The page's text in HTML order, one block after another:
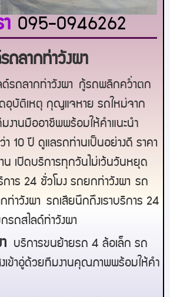
095-0946262
ถลากท่าวังผา
รถลากท่าวังผา กู้รถพลิกคว่ำตก
อุบัติเหตุ กุญแจหาย รถใหม่จาก
งานมืออาชีพพร้อมให้คำแนะนำ
10 ปี ดูแลรถท่านเป็นอย่างดี ราคา
น เปิดบริการทุกวันไม่เว้นวันหยุด
การ 24 ชั่วโมง รถยกท่าวังผา รถ
ท่าวังผา
รถเสียนึกถึงเราบริการ 24
รถสไลด์ท่าวังผา
บริการขนย้ายรถ 4 ล้อเล็ก รถ
งเข้าอู่ด้วยทีมงานคุณภาพพร้อมให้คำ